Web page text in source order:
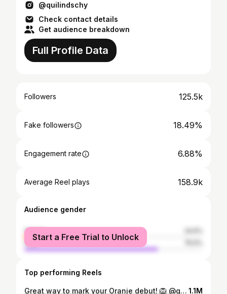
@quilindschy
Check contact details
Get audience breakdown
Full Profile Data
Followers 125.5k
Fake followers 18.49%
Engagement rate 6.88%
Average Reel plays 158.9k
Audience gender
female
male
Start a Free Trial to Unlock
Top performing Reels
Great way to mark your Oranje debut! 🦁 @quilindschy!⚡️ #NothingLikeOranje #NEDFRA 1.1M